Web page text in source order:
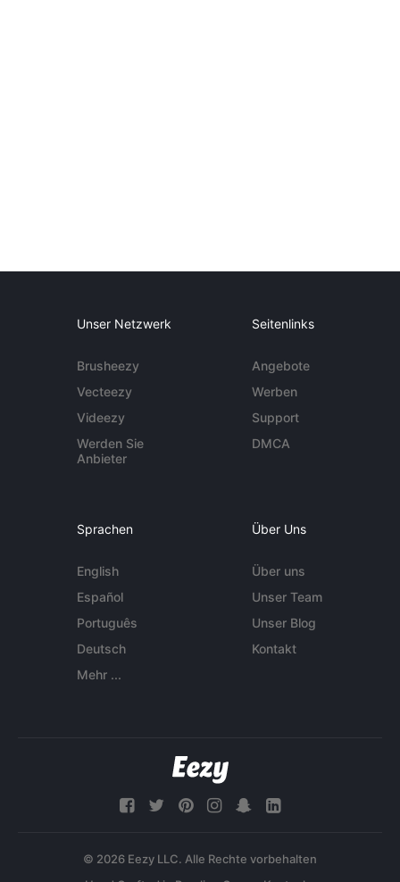
Unser Netzwerk
Brusheezy
Vecteezy
Videezy
Werden Sie
Anbieter
Seitenlinks
Angebote
Werben
Support
DMCA
Sprachen
English
Español
Português
Deutsch
Mehr ...
Über Uns
Über uns
Unser Team
Unser Blog
Kontakt
© 2026 Eezy LLC. Alle Rechte vorbehalten